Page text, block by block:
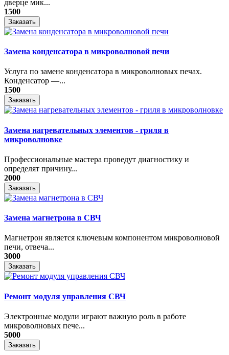
дверце мик...
1500
Заказать
Замена конденсатора в микроволновой печи
Услуга по замене конденсатора в микроволновых печах.
Конденсатор —...
1500
Заказать
Замена нагревательных элементов - гриля в
микроволновке
Профессиональные мастера проведут диагностику и
определят причину...
2000
Заказать
Замена магнетрона в СВЧ
Магнетрон является ключевым компонентом микроволновой
печи, отвеча...
3000
Заказать
Ремонт модуля управления СВЧ
​Электронные модули играют важную роль в работе
микроволновых пече...
5000
Заказать